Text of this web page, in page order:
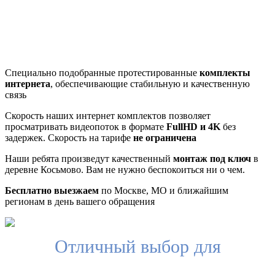
Специально подобранные протестированные комплекты
интернета, обеспечивающие стабильную и качественную
связь
Скорость наших интернет комплектов позволяет
просматривать видеопоток в формате FullHD и 4K без
задержек. Скорость на тарифе не ограничена
Наши ребята произведут качественный монтаж под ключ в
деревне Косьмово. Вам не нужно беспокоиться ни о чем.
Бесплатно выезжаем по Москве, МО и ближайшим
регионам в день вашего обращения
Отличный выбор для